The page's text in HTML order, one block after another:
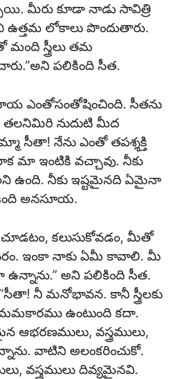
మీరు కూడా నాడు సావిత్రి
లోకాలు పొందుతారు.
స్త్రీలు తమ
పలికింది సీత.
ఎంతోసంతోషించింది. సీతను
తలనిమిరి నుదుటి మీద
సీతా! నేను ఎంతో తపశ్శక్తి
మా ఇంటికి వచ్చావు. నీకు
ఉంది. నీకు ఇష్టమైనది ఏమైనా
అనసూయ.
కలుసుకోవడం, మీతో
ఇంకా నాకు ఏమీ కావాలి. మీ
ఉన్నాను.” అని పలికింది సీత.
నీ మనోభావన. కానీ స్త్రీలకు
ఉంటుంది కదా.
ఆభరణములు, వస్త్రములు,
వాటిని అలంకరించుకో.
వస్త్రములు దివ్యమైనవి.